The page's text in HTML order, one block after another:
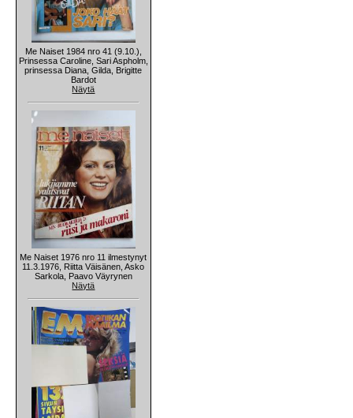
Me Naiset 1984 nro 41 (9.10.),
Prinsessa Caroline, Sari Aspholm,
prinsessa Diana, Gilda, Brigitte
Bardot
Näytä
Me Naiset 1976 nro 11 ilmestynyt
11.3.1976, Riitta Väisänen, Asko
Sarkola, Paavo Väyrynen
Näytä